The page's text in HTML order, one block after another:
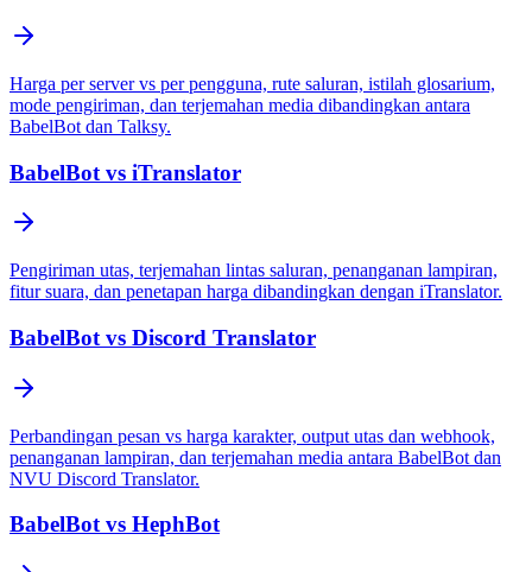
Harga per server vs per pengguna, rute saluran, istilah glosarium,
mode pengiriman, dan terjemahan media dibandingkan antara
BabelBot dan Talksy.
BabelBot vs iTranslator
Pengiriman utas, terjemahan lintas saluran, penanganan lampiran,
fitur suara, dan penetapan harga dibandingkan dengan iTranslator.
BabelBot vs Discord Translator
Perbandingan pesan vs harga karakter, output utas dan webhook,
penanganan lampiran, dan terjemahan media antara BabelBot dan
NVU Discord Translator.
BabelBot vs HephBot